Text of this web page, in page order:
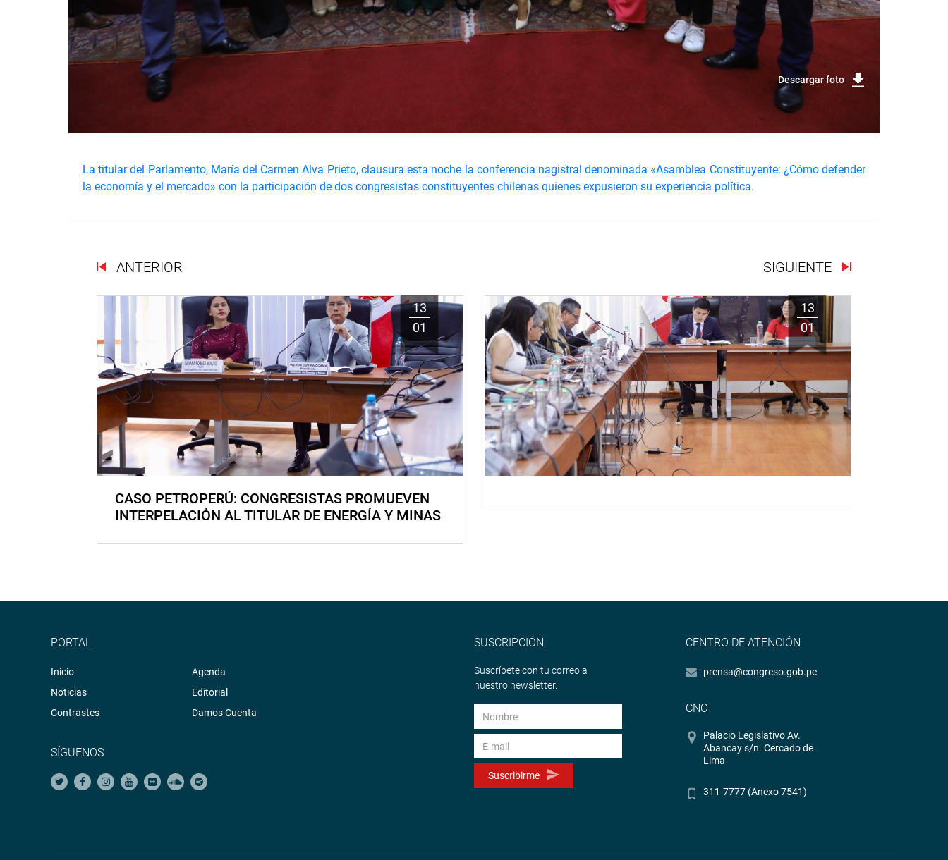
Descargar foto
La titular del Parlamento, María del Carmen Alva Prieto, clausura esta noche la conferencia nagistral denominada «Asamblea Constituyente: ¿Cómo defender
la economía y el mercado» con la participación de dos congresistas constituyentes chilenas quienes expusieron su experiencia política.
ANTERIOR SIGUIENTE
13
01
CASO PETROPERÚ: CONGRESISTAS PROMUEVEN
INTERPELACIÓN AL TITULAR DE ENERGÍA Y MINAS
13
01
PORTAL
Inicio
Noticias
Contrastes
Agenda
Editorial
Damos Cuenta
SÍGUENOS
SUSCRIPCIÓN
Suscríbete con tu correo a
nuestro newsletter.
Suscribirme
CENTRO DE ATENCIÓN
prensa@congreso.gob.pe
CNC
Palacio Legislativo Av.
Abancay s/n. Cercado de
Lima
311-7777 (Anexo 7541)